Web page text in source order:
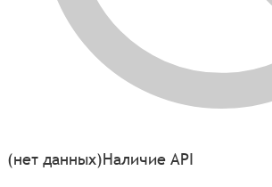
(нет данных)Наличие API